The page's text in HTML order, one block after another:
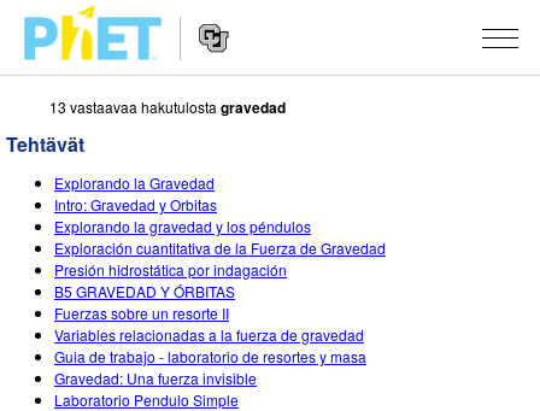
Search
the
PhET
Website
Navigation
SIMULAATIOT
All Sims
Fysiikka
Matematiikka
Kemia
STUDIO
About Studio
Customizable Sims
Start a Free Trial
TEACHING
Selaa tehtäviä
Contribute an Activity
TUTKIMUS
INITIATIVES
13 vastaavaa hakutulosta gravedad
Tehtävät
Explorando la Gravedad
Intro: Gravedad y Orbitas
Explorando la gravedad y los péndulos
Exploración cuantitativa de la Fuerza de Gravedad
Presión hidrostática por indagación
B5 GRAVEDAD Y ÓRBITAS
Fuerzas sobre un resorte II
Variables relacionadas a la fuerza de gravedad
Guia de trabajo - laboratorio de resortes y masa
Gravedad: Una fuerza invisible
Laboratorio Pendulo Simple